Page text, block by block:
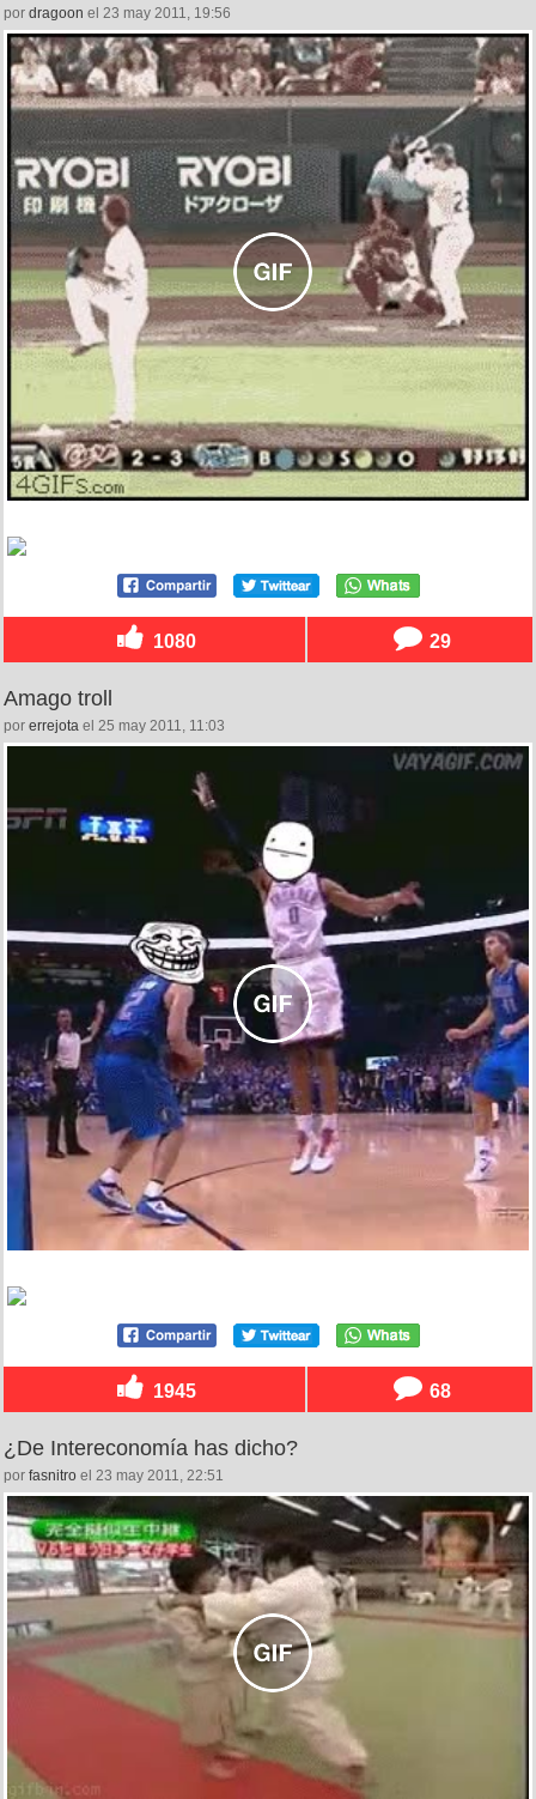
por dragoon el 23 may 2011, 19:56
1080 29
Amago troll
por errejota el 25 may 2011, 11:03
1945 68
¿De Intereconomía has dicho?
por fasnitro el 23 may 2011, 22:51